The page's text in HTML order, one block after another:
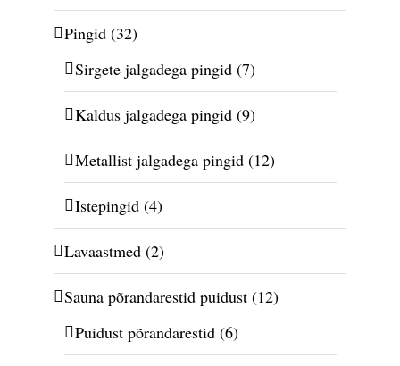
Pingid (32)
Sirgete jalgadega pingid (7)
Kaldus jalgadega pingid (9)
Metallist jalgadega pingid (12)
Istepingid (4)
Lavaastmed (2)
Sauna põrandarestid puidust (12)
Puidust põrandarestid (6)